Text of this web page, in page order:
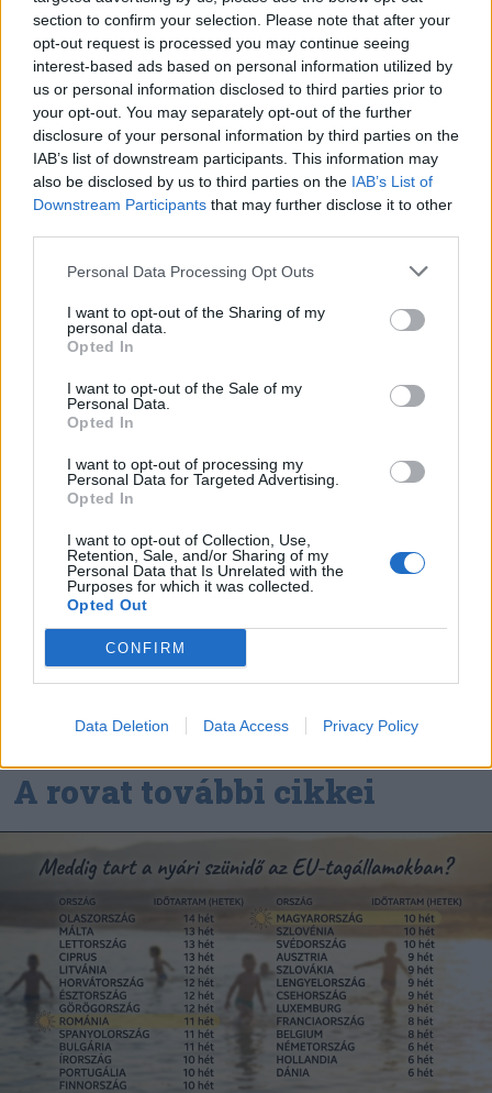
section to confirm your selection. Please note that after your
opt-out request is processed you may continue seeing
interest-based ads based on personal information utilized by
us or personal information disclosed to third parties prior to
your opt-out. You may separately opt-out of the further
disclosure of your personal information by third parties on the
IAB’s list of downstream participants. This information may
also be disclosed by us to third parties on the IAB’s List of
Downstream Participants that may further disclose it to other
Personal Data Processing Opt Outs
I want to opt-out of the Sharing of my
personal data.
Opted In
I want to opt-out of the Sale of my
Personal Data.
Opted In
I want to opt-out of processing my
Personal Data for Targeted Advertising.
Opted In
I want to opt-out of Collection, Use,
Retention, Sale, and/or Sharing of my
Personal Data that Is Unrelated with the
Purposes for which it was collected.
Opted Out
CONFIRM
Data Deletion Data Access Privacy Policy
Székelyhon
Tizenegy település maradhat
víz nélkül Udvarhelyszéken
Székelyhon
Húsdarálógépbe szorult egy
tűzoltókra is szükség volt a
műtőben
A gól már összejött, az
(videóval)
B. Máthé Zsuzsa: Az élet
„doktoriját” végeztem el az
A rovat további cikkei